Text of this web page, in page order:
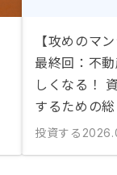
【攻めのマ
最終回：不
しくなる！
するための
投資する